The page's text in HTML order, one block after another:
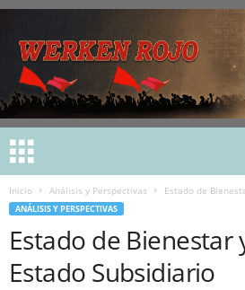
Inicio Análisis y Perspectivas Estado de
ANÁLISIS Y PERSPECTIVAS
Estado de Bienestar
Estado Subsidiario